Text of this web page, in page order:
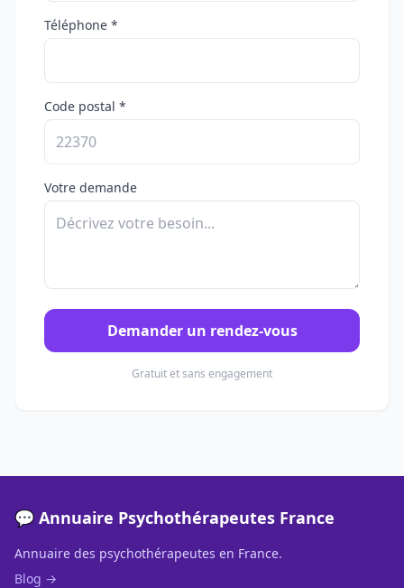
Téléphone *
Code postal *
Votre demande
Demander un rendez-vous
Gratuit et sans engagement
💬 Annuaire Psychothérapeutes France
Annuaire des psychothérapeutes en France.
Blog →